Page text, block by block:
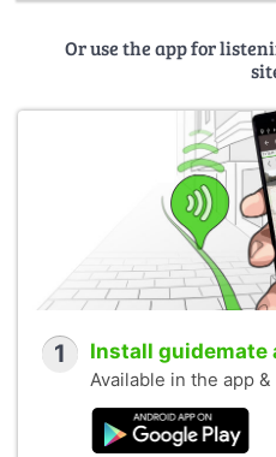
Or use the app for
1 Install guidemate
Available in the app